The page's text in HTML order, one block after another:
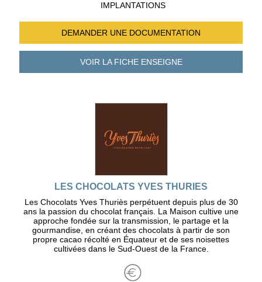
IMPLANTATIONS
DEMANDER UNE DOCUMENTATION
VOIR LA FICHEENSEIGNE
LES CHOCOLATS YVES THURIES
Les Chocolats Yves Thuriès perpétuent depuis plus de 30
ans la passion du chocolat français. La Maison cultive une
approche fondée sur la transmission, le partage et la
gourmandise, en créant des chocolats à partir de son
propre cacao récolté en Équateur et de ses noisettes
cultivées dans le Sud-Ouest de la France.